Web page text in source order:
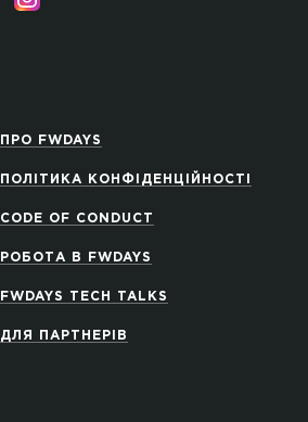
ПРО FWDAYS
ПОЛІТИКА КОНФІДЕНЦІЙНОСТІ
CODE OF CONDUCT
РОБОТА В FWDAYS
FWDAYS TECH TALKS
ДЛЯ ПАРТНЕРІВ